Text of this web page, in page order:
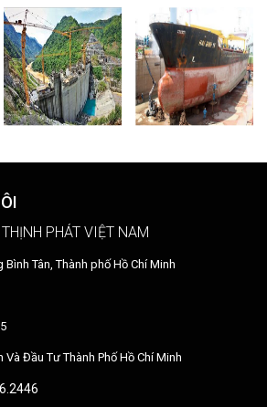
PHÁT VIỆT NAM
Tân, Thành phố Hồ Chí Minh
Và Đầu Tư Thành Phố Hồ Chí Minh